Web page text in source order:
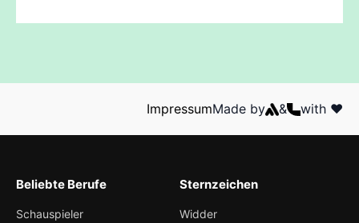
ImpressumMade by & with ❤️
Beliebte Berufe
Schauspieler
Sternzeichen
Widder